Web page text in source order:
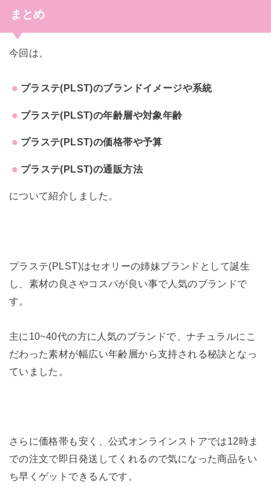
まとめ
今回は、
プラステ(PLST)のブランドイメージや系統
プラステ(PLST)の年齢層や対象年齢
プラステ(PLST)の価格帯や予算
プラステ(PLST)の通販方法
について紹介しました。
プラステ(PLST)はセオリーの姉妹ブランドとして誕生
し、素材の良さやコスパが良い事で人気のブランドで
す。
主に10~40代の方に人気のブランドで、ナチュラルにこ
だわった素材が幅広い年齢層から支持される秘訣となっ
ていました。
さらに価格帯も安く、公式オンラインストアでは12時ま
での注文で即日発送してくれるので気になった商品をい
ち早くゲットできるんです。